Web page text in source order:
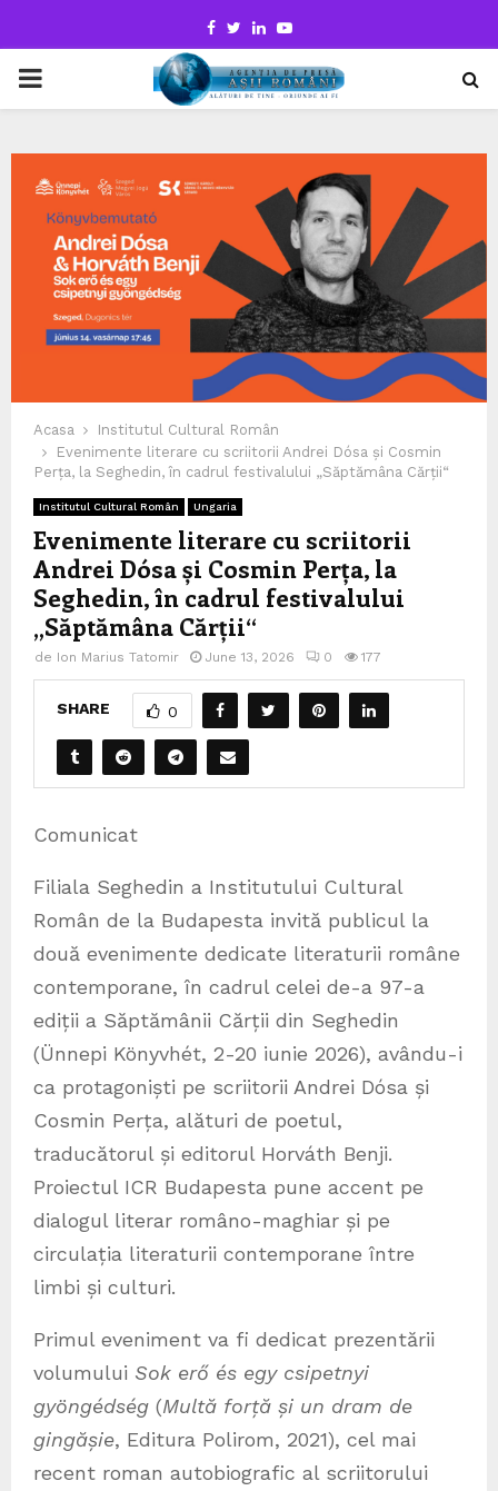
Facebook
TwitterLinkedinYoutube
PRIMARY
Acasa
Institutul Cultural Român
Evenimente literare cu scriitorii Andrei Dósa și Cosmin
Perța, la Seghedin, în cadrul festivalului „Săptămâna Cărții“
Institutul Cultural Român Ungaria
Evenimente literare cu scriitorii
Andrei Dósa și Cosmin Perța, la
Seghedin, în cadrul festivalului
„Săptămâna Cărții“
de Ion Marius Tatomir June 13, 2026 0 177
SHARE 0
Comunicat
Filiala Seghedin a Institutului Cultural
Român de la Budapesta invită publicul la
două evenimente dedicate literaturii române
contemporane, în cadrul celei de-a 97-a
ediții a Săptămânii Cărții din Seghedin
(Ünnepi Könyvhét, 2-20 iunie 2026), avându-i
ca protagoniști pe scriitorii Andrei Dósa și
Cosmin Perța, alături de poetul,
traducătorul și editorul Horváth Benji.
Proiectul ICR Budapesta pune accent pe
dialogul literar româno-maghiar și pe
circulația literaturii contemporane între
limbi și culturi.
Primul eveniment va fi dedicat prezentării
volumului Sok erő és egy csipetnyi
gyöngédség (Multă forță și un dram de
gingășie, Editura Polirom, 2021), cel mai
recent roman autobiografic al scriitorului